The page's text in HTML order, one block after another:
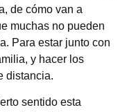
de cómo van a
muchas no pueden
Para estar junto con
y hacer los
distancia.
sentido esta